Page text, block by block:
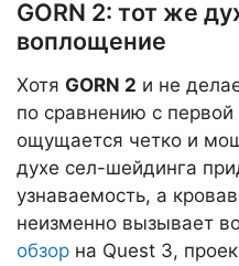
GORN 2: тот же
воплощение
Хотя GORN 2 и не
по сравнению с
ощущается четко и
духе сел-шейдинга
узнаваемость, а
неизменно вызывает
обзор на Quest 3,